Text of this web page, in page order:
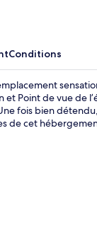
Conditions
Point de vue de
fois bien
de cet